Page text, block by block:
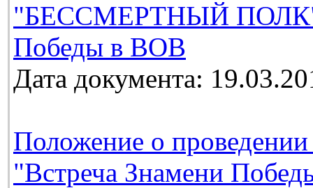
"БЕССМЕРТНЫЙ ПОЛК",
Победы в ВОВ
Дата документа:
Положение о
"Встреча Знамени